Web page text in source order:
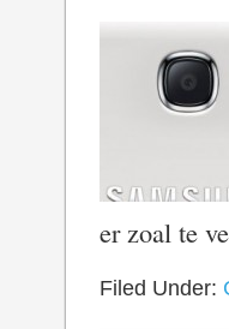
er zoal te
Filed Under: